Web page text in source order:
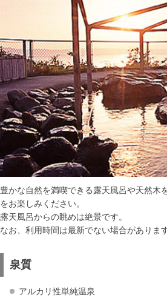
豊かな自然を満喫できる露天風呂や天然木
をお楽しみください。
露天風呂からの眺めは絶景です。
なお、利用時間は最新でない場合がありま
泉質
アルカリ性単純温泉